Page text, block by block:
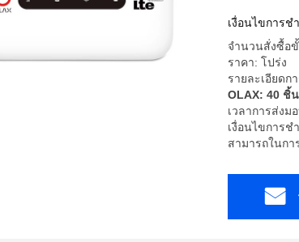
เงื่อนไขการช
จำนวนสั่งซื้อ
ราคา: โปร่ง
รายละเอียดก
OLAX: 40 ชิ้
เวลาการส่งม
เงื่อนไขการช
สามารถในก